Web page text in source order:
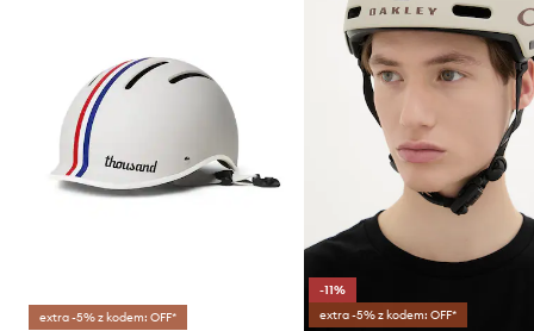
extra -5% z kodem: OFF*
-11%
extra -5% z kodem: OFF*